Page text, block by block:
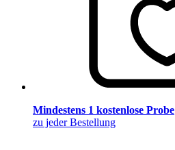
Mindestens 1 kostenlose Probe
zu jeder Bestellung